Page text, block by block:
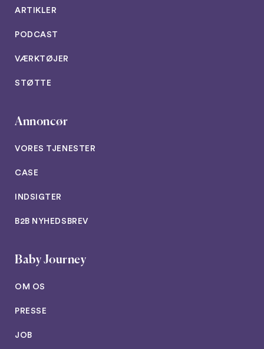
ARTIKLER
PODCAST
VÆRKTØJER
STØTTE
Annoncør
VORES TJENESTER
CASE
INDSIGTER
B2B NYHEDSBREV
Baby Journey
OM OS
PRESSE
JOB